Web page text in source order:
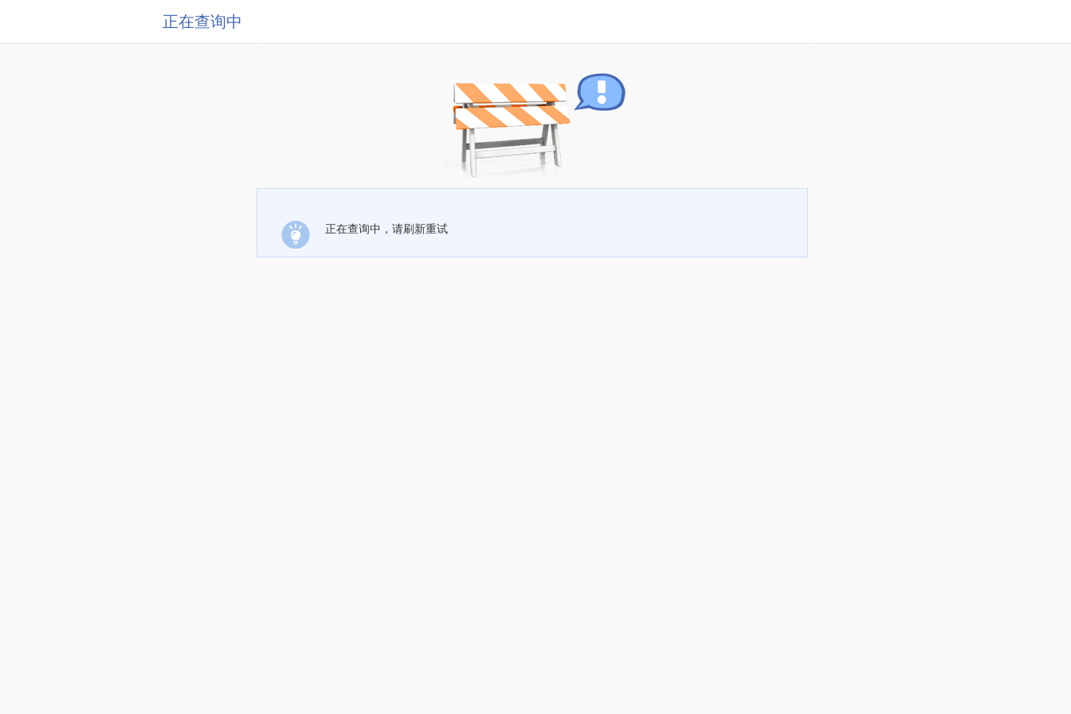
正在查询中
正在查询中，请刷新重试